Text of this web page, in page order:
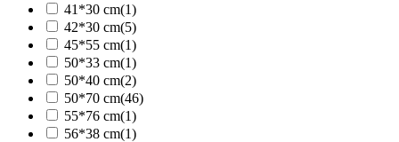
41*30 cm(1)
42*30 cm(5)
45*55 cm(1)
50*33 cm(1)
50*40 cm(2)
50*70 cm(46)
55*76 cm(1)
56*38 cm(1)